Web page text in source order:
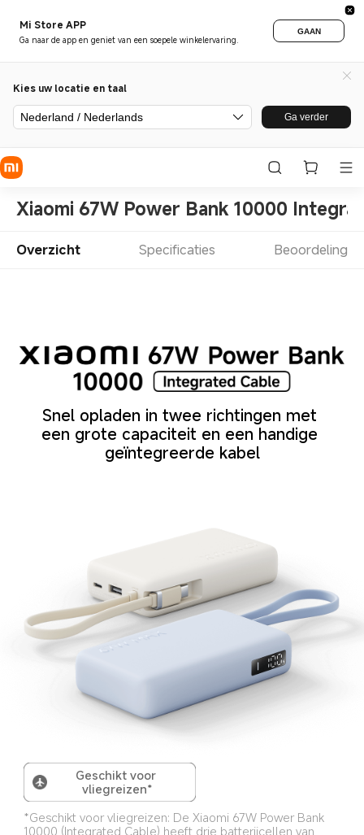
Mi Store APP
Ga naar de app en geniet van een soepele winkelervaring.
GAAN
Kies uw locatie en taal
Nederland / Nederlands Ga verder
Xiaomi 67W Power Bank 10000
Overzicht Specificaties Beoordeling
Snel opladen in twee richtingen met
een grote capaciteit en een handige
geïntegreerde kabel
Geschikt voor
vliegreizen*
*Geschikt voor vliegreizen: De Xiaomi 67W Power Bank
10000 (Integrated Cable) heeft drie batterijcellen van